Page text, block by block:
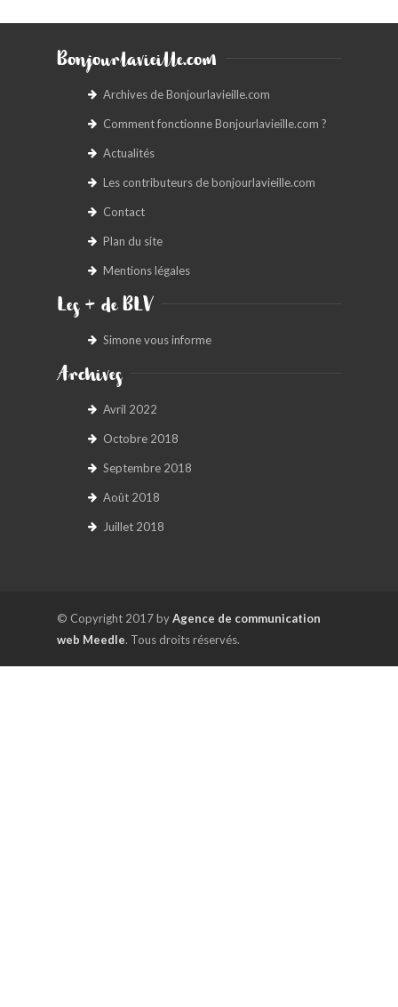
Bonjourlavieille.com
Archives de Bonjourlavieille.com
Comment fonctionne Bonjourlavieille.com ?
Actualités
Les contributeurs de bonjourlavieille.com
Contact
Plan du site
Mentions légales
Les + de BLV
Simone vous informe
Archives
Avril 2022
Octobre 2018
Septembre 2018
Août 2018
Juillet 2018
© Copyright 2017 byAgence de communication
web Meedle. Tous droits réservés.